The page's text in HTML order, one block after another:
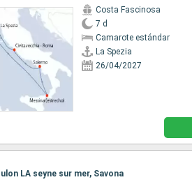
Costa Fascinosa
7 d
Camarote estándar
La Spezia
26/04/2027
LA seyne sur mer, Savona